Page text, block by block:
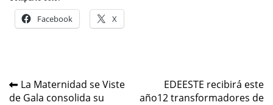
Facebook X
Navegación
La Maternidad se Viste
de Gala consolida su
EDEESTE recibirá este
año12 transformadores de